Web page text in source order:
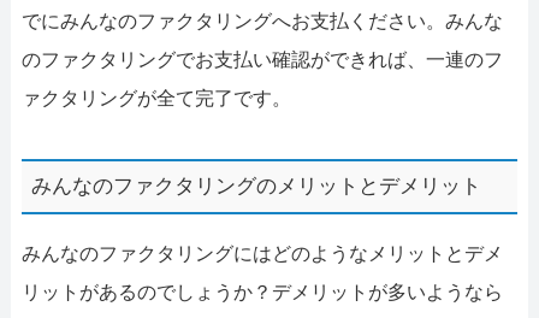
でにみんなのファクタリングへお支払ください。みんな
のファクタリングでお支払い確認ができれば、一連のフ
ァクタリングが全て完了です。
みんなのファクタリングのメリットとデメリット
みんなのファクタリングにはどのようなメリットとデメ
リットがあるのでしょうか？デメリットが多いようなら